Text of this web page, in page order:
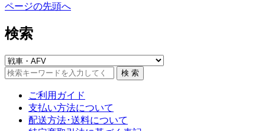
ページの先頭へ
検索
ご利用ガイド
支払い方法について
配送方法･送料について